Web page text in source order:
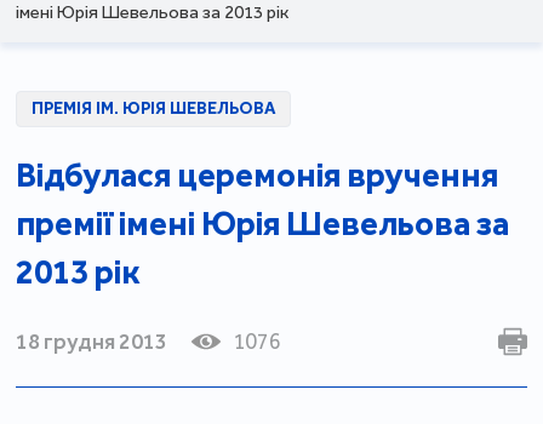
імені Юрія Шевельова за 2013 рік
ПРЕМІЯ ІМ. ЮРІЯ ШЕВЕЛЬОВА
Відбулася церемонія вручення
премії імені Юрія Шевельова за
2013 рік
18 грудня 2013 1076